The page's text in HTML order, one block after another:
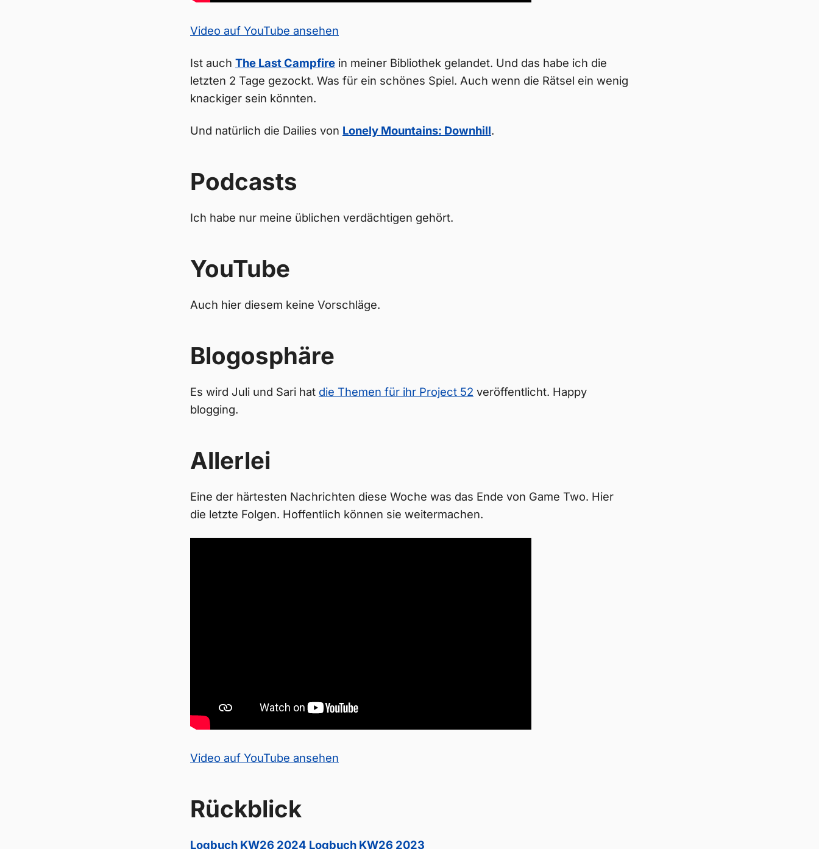
Video auf YouTube ansehen
Ist auch The Last Campfire in meiner Bibliothek gelandet. Und das habe ich die
letzten 2 Tage gezockt. Was für ein schönes Spiel. Auch wenn die Rätsel ein wenig
knackiger sein könnten.
Und natürlich die Dailies von Lonely Mountains: Downhill.
Podcasts
Ich habe nur meine üblichen verdächtigen gehört.
YouTube
Auch hier diesem keine Vorschläge.
Blogosphäre
Es wird Juli und Sari hat die Themen für ihr Project 52 veröffentlicht. Happy
blogging.
Allerlei
Eine der härtesten Nachrichten diese Woche was das Ende von Game Two. Hier
die letzte Folgen. Hoffentlich können sie weitermachen.
Video auf YouTube ansehen
Rückblick
Logbuch KW26 2024 Logbuch KW26 2023